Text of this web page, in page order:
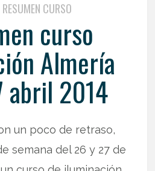
RESUMEN CURSO
curso
Almería
abril 2014
un poco de retraso,
semana del 26 y 27 de